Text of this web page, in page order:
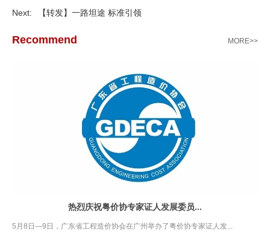
Next:
【转发】一路坦途 标准引领
Recommend MORE>>
热烈庆祝粤价协专家证人发展委员...
5月8日—9日，广东省工程造价协会在广州举办了粤价协专家证人发...